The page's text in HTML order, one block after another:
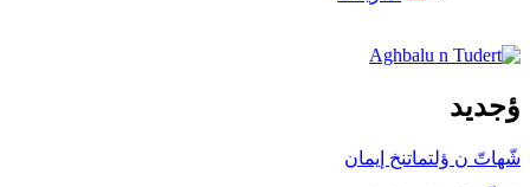
Aghbalu n Tudert
ؤجديد
شّهاتّ ن ؤلتماتنخ إيمان